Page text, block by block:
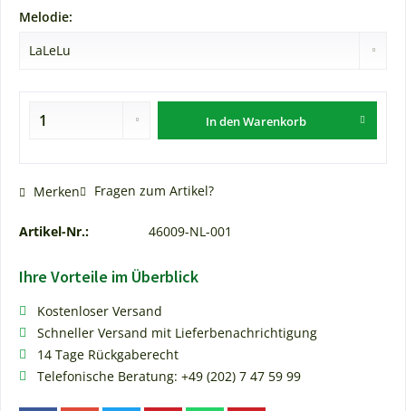
Melodie:
In denWarenkorb
Merken Fragen zum Artikel?
Artikel-Nr.: 46009-NL-001
Ihre Vorteile im Überblick
Kostenloser Versand
Schneller Versand mit Lieferbenachrichtigung
14 Tage Rückgaberecht
Telefonische Beratung: +49 (202) 7 47 59 99